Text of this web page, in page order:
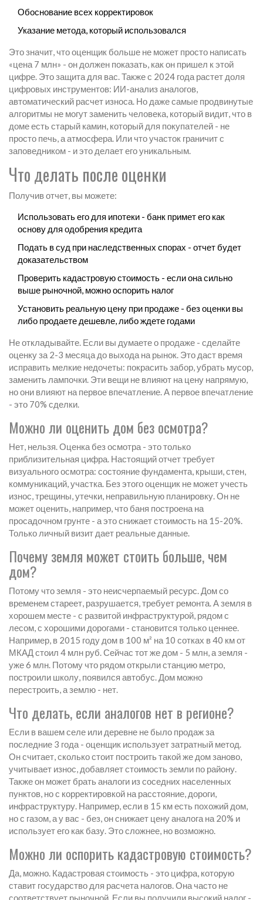
Обоснование всех корректировок
Указание метода, который использовался
Это значит, что оценщик больше не может просто написать
«цена 7 млн» - он должен показать, как он пришел к этой
цифре. Это защита для вас. Также с 2024 года растет доля
цифровых инструментов: ИИ-анализ аналогов,
автоматический расчет износа. Но даже самые продвинутые
алгоритмы не могут заменить человека, который видит, что в
доме есть старый камин, который для покупателей - не
просто печь, а атмосфера. Или что участок граничит с
заповедником - и это делает его уникальным.
Что делать после оценки
Получив отчет, вы можете:
Использовать его для ипотеки - банк примет его как
основу для одобрения кредита
Подать в суд при наследственных спорах - отчет будет
доказательством
Проверить кадастровую стоимость - если она сильно
выше рыночной, можно оспорить налог
Установить реальную цену при продаже - без оценки вы
либо продаете дешевле, либо ждете годами
Не откладывайте. Если вы думаете о продаже - сделайте
оценку за 2-3 месяца до выхода на рынок. Это даст время
исправить мелкие недочеты: покрасить забор, убрать мусор,
заменить лампочки. Эти вещи не влияют на цену напрямую,
но они влияют на первое впечатление. А первое впечатление
- это 70% сделки.
Можно ли оценить дом без осмотра?
Нет, нельзя. Оценка без осмотра - это только
приблизительная цифра. Настоящий отчет требует
визуального осмотра: состояние фундамента, крыши, стен,
коммуникаций, участка. Без этого оценщик не может учесть
износ, трещины, утечки, неправильную планировку. Он не
может оценить, например, что баня построена на
просадочном грунте - а это снижает стоимость на 15-20%.
Только личный визит дает реальные данные.
Почему земля может стоить больше, чем
дом?
Потому что земля - это неисчерпаемый ресурс. Дом со
временем стареет, разрушается, требует ремонта. А земля в
хорошем месте - с развитой инфраструктурой, рядом с
лесом, с хорошими дорогами - становится только ценнее.
Например, в 2015 году дом в 100 м² на 10 сотках в 40 км от
МКАД стоил 4 млн руб. Сейчас тот же дом - 5 млн, а земля -
уже 6 млн. Потому что рядом открыли станцию метро,
построили школу, появился автобус. Дом можно
перестроить, а землю - нет.
Что делать, если аналогов нет в регионе?
Если в вашем селе или деревне не было продаж за
последние 3 года - оценщик использует затратный метод.
Он считает, сколько стоит построить такой же дом заново,
учитывает износ, добавляет стоимость земли по району.
Также он может брать аналоги из соседних населенных
пунктов, но с корректировкой на расстояние, дороги,
инфраструктуру. Например, если в 15 км есть похожий дом,
но с газом, а у вас - без, он снижает цену аналога на 20% и
использует его как базу. Это сложнее, но возможно.
Можно ли оспорить кадастровую стоимость?
Да, можно. Кадастровая стоимость - это цифра, которую
ставит государство для расчета налогов. Она часто не
соответствует рыночной. Если вы получили высокий налог -